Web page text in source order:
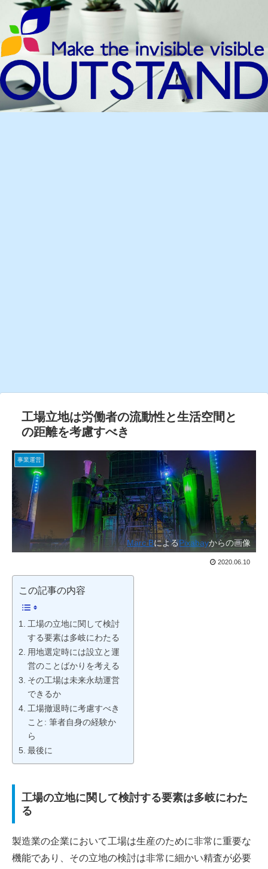
工場立地は労働者の流動性と生活空間と
の距離を考慮すべき
事業運営
Marc BによるPixabayからの画像
2020.06.10
この記事の内容
工場の立地に関して検討
する要素は多岐にわたる
用地選定時には設立と運
営のことばかりを考える
その工場は未来永劫運営
できるか
工場撤退時に考慮すべき
こと: 筆者自身の経験か
ら
最後に
工場の立地に関して検討する要素は多岐にわた
る
製造業の企業において工場は生産のために非常に重要な
機能であり、その立地の検討は非常に細かい精査が必要